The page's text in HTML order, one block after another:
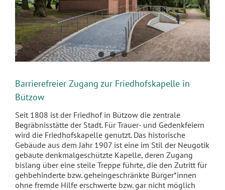
Barrierefreier Zugang zur Friedhofskapelle in
Bützow
Seit 1808 ist der Friedhof in Bützow die zentrale
Begräbnisstätte der Stadt. Für Trauer- und Gedenkfeiern
wird die Friedhofskapelle genutzt. Das historische
Gebäude aus dem Jahr 1907 ist eine im Stil der Neugotik
gebaute denkmalgeschützte Kapelle, deren Zugang
bislang über eine steile Treppe führte, die den Zutritt für
gehbehinderte bzw. geheingeschränkte Bürger*innen
ohne fremde Hilfe erschwerte bzw. gar nicht möglich